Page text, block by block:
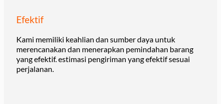
Efektif
Kami memiliki keahlian dan sumber daya untuk
merencanakan dan menerapkan pemindahan barang
yang efektif. estimasi pengiriman yang efektif sesuai
perjalanan.